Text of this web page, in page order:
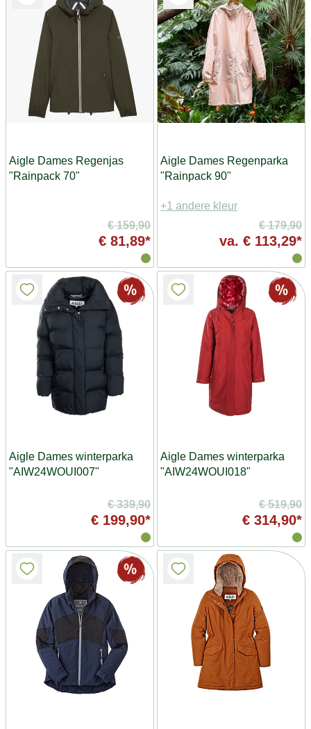
Aigle Dames Regenjas
"Rainpack 70"
€ 159,90
€ 81,89*
Aigle Dames Regenparka
"Rainpack 90"
+1 andere kleur
€ 179,90
va. € 113,29*
Aigle Dames winterparka
"AIW24WOUI007"
€ 339,90
€ 199,90*
Aigle Dames winterparka
"AIW24WOUI018"
€ 519,90
€ 314,90*